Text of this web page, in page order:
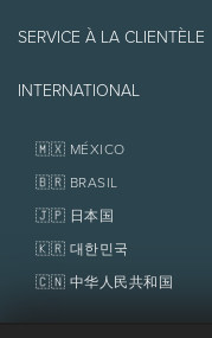
Quoi faire
Athlètes ambassadeurs
Prix d'excellence
Emplois et carrières
Services aux propriétaires
Fondation Tremblant
SERVICE À LA CLIENTÈLE
Nous joindre
Politiques
INTERNATIONAL
🇲🇽 MÉXICO
🇧🇷 BRASIL
🇯🇵 日本国
🇰🇷 대한민국
🇨🇳 中华人民共和国